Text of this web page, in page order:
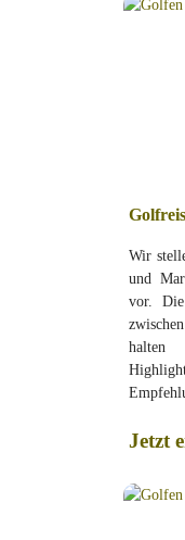
Wir
und
vor.
halten
Jetzt